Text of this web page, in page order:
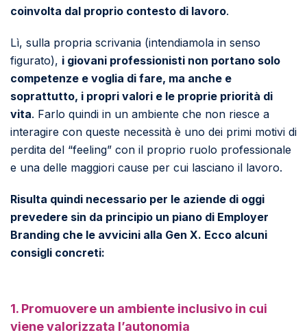
coinvolta dal proprio contesto di lavoro.
Lì, sulla propria scrivania (intendiamola in senso
figurato), i giovani professionisti non portano solo
competenze e voglia di fare, ma anche e
soprattutto, i propri valori e le proprie priorità di
vita. Farlo quindi in un ambiente che non riesce a
interagire con queste necessità è uno dei primi motivi di
perdita del “feeling” con il proprio ruolo professionale
e una delle maggiori cause per cui lasciano il lavoro.
Risulta quindi necessario per le aziende di oggi
prevedere sin da principio un piano di Employer
Branding che le avvicini alla Gen X. Ecco alcuni
consigli concreti:
1. Promuovere un ambiente inclusivo in cui
viene valorizzata l’autonomia